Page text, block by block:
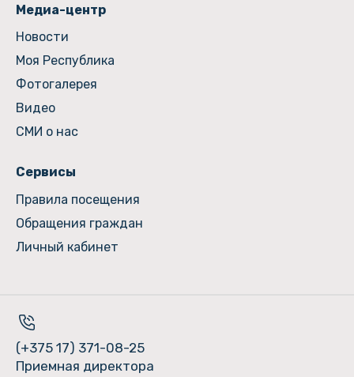
Медиа-центр
Новости
Моя Республика
Фотогалерея
Видео
СМИ о нас
Сервисы
Правила посещения
Обращения граждан
Личный кабинет
(+375 17) 371-08-25
Приемная директора